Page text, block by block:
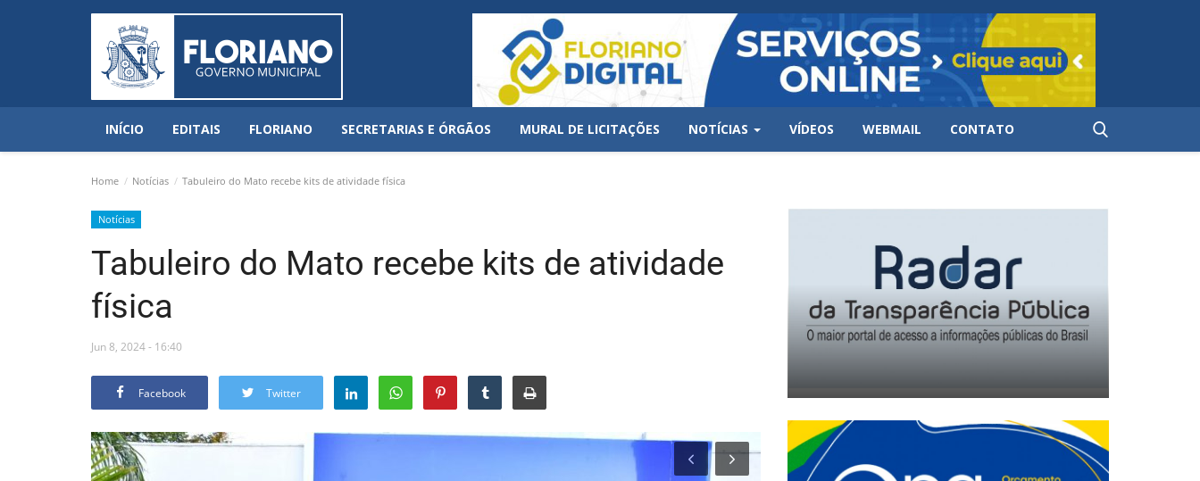
INÍCIO EDITAIS FLORIANO SECRETARIAS E ÓRGÃOS MURAL DE LICITAÇÕES NOTÍCIAS VÍDEOS WEBMAIL CONTATO
Home Notícias Tabuleiro do Mato recebe kits de atividade física
Notícias
Tabuleiro do Mato recebe kits de atividade
física
Jun 8, 2024 - 16:40
Facebook Twitter